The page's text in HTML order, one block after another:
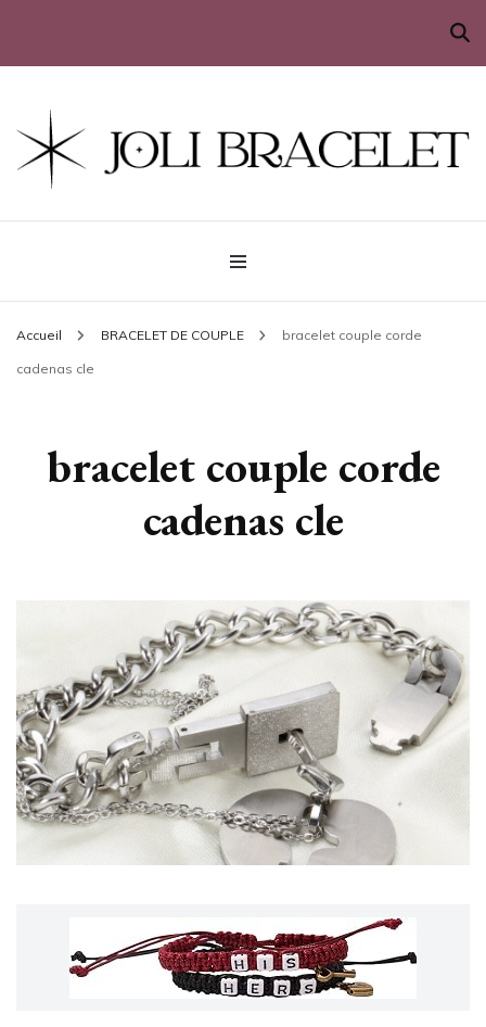
Joli Bracelet
Sublimez votre poignet
Accueil BRACELET DE COUPLE bracelet couple corde
cadenas cle
bracelet couple corde
cadenas cle